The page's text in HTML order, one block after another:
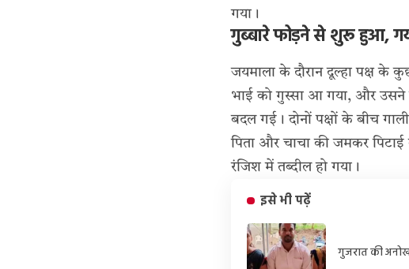
गया।
गुब्बारे फोड़ने से शुरू हुआ,
जयमाला के दौरान दूल्हा पक्ष के
भाई को गुस्सा आ गया, और उसने
बदल गई। दोनों पक्षों के बीच
पिता और चाचा की जमकर
रंजिश में तब्दील हो गया।
इसे भी पढ़ें
गुजरात की